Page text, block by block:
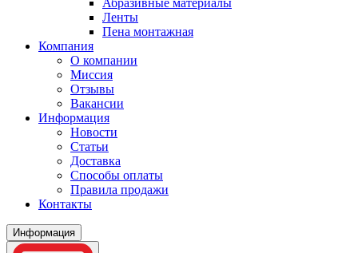
Ленты
Пена монтажная
Компания
О компании
Миссия
Отзывы
Вакансии
Информация
Новости
Статьи
Доставка
Способы оплаты
Правила продажи
Контакты
Информация